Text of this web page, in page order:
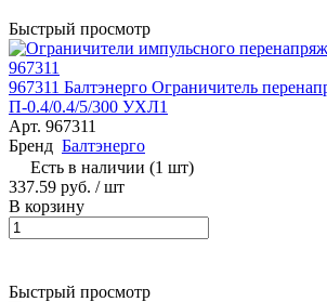
Быстрый просмотр
967311 Балтэнерго Ограничитель
П-0.4/0.4/5/300 УХЛ1
Арт. 967311
Бренд Балтэнерго
Есть в наличии (1 шт)
337.59 руб. / шт
В корзину
Быстрый просмотр